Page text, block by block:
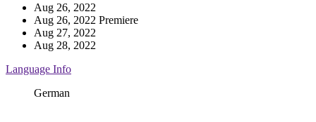
Aug 26, 2022
Aug 26, 2022 Premiere
Aug 27, 2022
Aug 28, 2022
Language Info
German